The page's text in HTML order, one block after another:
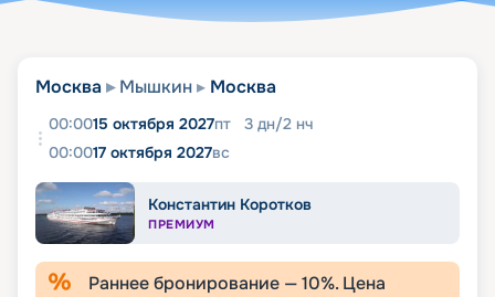
Москва Мышкин Москва
00:0015 октября 2027пт 3 дн/2 нч
00:0017 октября 2027вс
Константин Коротков
ПРЕМИУМ
Раннее бронирование —10%. Цена